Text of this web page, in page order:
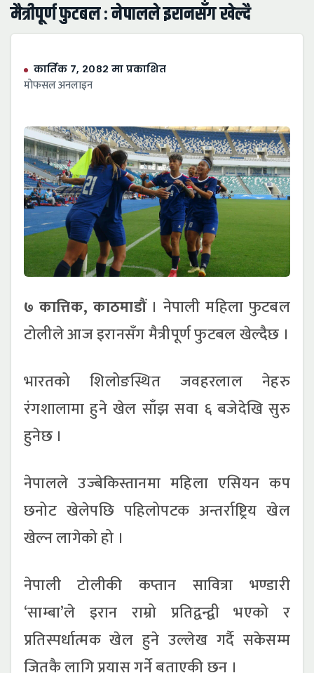
मैत्रीपूर्ण फुटबल : नेपालले इरानसँग खेल्दै
कार्तिक ७, २०८२ मा प्रकाशित
माेफसल अनलाइन
७ कात्तिक, काठमाडौं। नेपाली महिला फुटबल
टोलीले आज इरानसँग मैत्रीपूर्ण फुटबल खेल्दैछ ।
भारतको शिलोङस्थित जवहरलाल नेहरु
रंगशालामा हुने खेल साँझ सवा ६ बजेदेखि सुरु
हुनेछ ।
नेपालले उज्बेकिस्तानमा महिला एसियन कप
छनोट खेलेपछि पहिलोपटक अन्तर्राष्ट्रिय खेल
खेल्न लागेको हो ।
नेपाली टोलीकी कप्तान सावित्रा भण्डारी
‘साम्बा’ले इरान राम्रो प्रतिद्वन्द्वी भएको र
प्रतिस्पर्धात्मक खेल हुने उल्लेख गर्दै सकेसम्म